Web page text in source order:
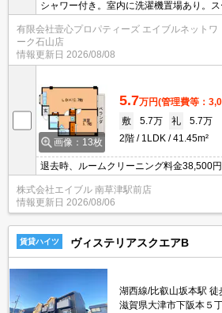
シャワー付き。室内に洗濯機置場あり。ス
線唐崎駅徒歩5分。
有限会社壹心プロパティーズ エイブルネットワ
ーク石山店
情報更新日 2026/08/08
画像：13枚
5.7万円(管理費等：
敷
5.7万 礼
5.7万
2階
1LDK 41.45m²
退去時、ルームクリーニング料金38,500
浄便座付き。シューズボックス付き。TV
を!。ガスコンロ設置可。
株式会社エイブル 南草津駅前店
情報更新日 2026/08/06
賃貸ハイツ ヴィステリアスクエアB
湖西線/比叡山坂本駅 徒
滋賀県大津市下阪本５